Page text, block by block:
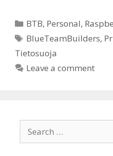
Categories
BTB, Personal,
Tags
BlueTeamBuilders,
Tietosuoja
Leave a comment
for: